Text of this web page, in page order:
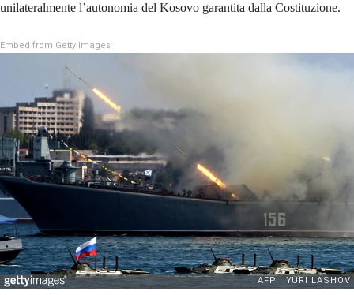
unilateralmente l’autonomia del Kosovo garantita dalla Costituzione.
Embed from Getty Images